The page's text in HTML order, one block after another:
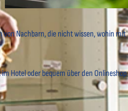
© Dahmke Photographie |
von Nachbarn, die nicht wissen, wohin mit
Hotel oder bequem über den Onlineshop